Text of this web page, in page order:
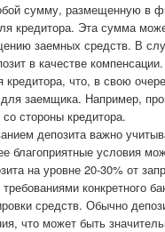
сумму, размещенную в
кредитора. Эта сумма
заемных средств. В
в качестве компенсации.
что, в свою
заемщика. Например,
стороны кредитора.
депозита важно
благоприятные условия
на уровне 20-30% от
конкретного
средств. Обычно
что может быть